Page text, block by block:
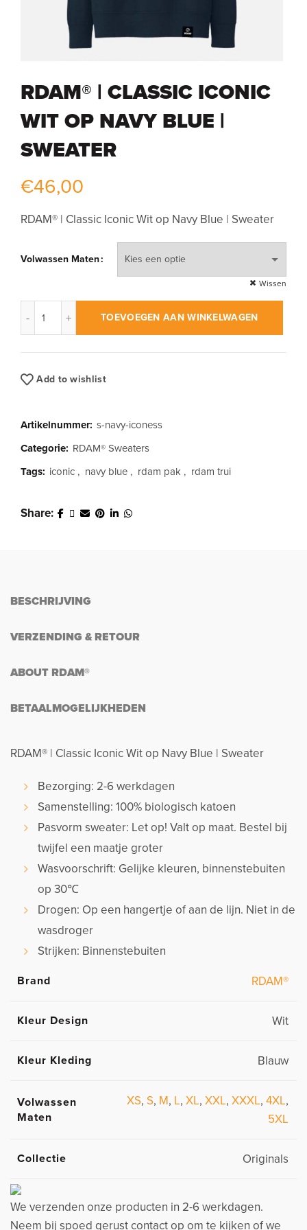
RDAM® | CLASSIC ICONIC
WIT OP NAVY BLUE |
SWEATER
€46,00
RDAM® | Classic Iconic Wit op Navy Blue | Sweater
Volwassen Maten
Wissen
TOEVOEGEN AAN WINKELWAGEN
Add to wishlist
Artikelnummer: s-navy-iconess
Categorie: RDAM® Sweaters
Tags: iconic , navy blue , rdam pak , rdam trui
Share
BESCHRIJVING
VERZENDING & RETOUR
ABOUT RDAM®
BETAALMOGELIJKHEDEN
RDAM® | Classic Iconic Wit op Navy Blue | Sweater
Bezorging: 2-6 werkdagen
Samenstelling: 100% biologisch katoen
Pasvorm sweater: Let op! Valt op maat. Bestel bij
twijfel een maatje groter
Wasvoorschrift: Gelijke kleuren, binnenstebuiten
op 30℃
Drogen: Op een hangertje of aan de lijn. Niet in de
wasdroger
Strijken: Binnenstebuiten
Brand RDAM®
Kleur Design Wit
Kleur Kleding Blauw
Volwassen
Maten
XS, S, M, L, XL, XXL, XXXL, 4XL,
5XL
Collectie Originals
We verzenden onze producten in 2-6 werkdagen.
Neem bij spoed gerust contact op om te kijken of we